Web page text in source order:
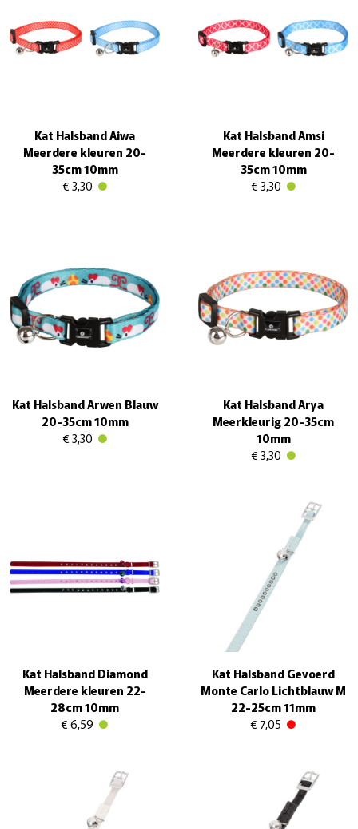
Kat Halsband Aiwa
Meerdere kleuren 20-
35cm 10mm
€ 3,30
Kat Halsband Amsi
Meerdere kleuren 20-
35cm 10mm
€ 3,30
Kat Halsband Arwen Blauw
20-35cm 10mm
€ 3,30
Kat Halsband Arya
Meerkleurig 20-35cm
10mm
€ 3,30
Kat Halsband Diamond
Meerdere kleuren 22-
28cm 10mm
€ 6,59
Kat Halsband Gevoerd
Monte Carlo Lichtblauw M
22-25cm 11mm
€ 7,05